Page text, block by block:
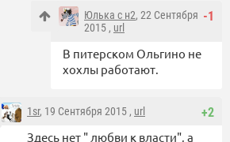
-1
Юлька с н2, 22 Сентября
2015 , url
В питерском Ольгино не
хохлы работают.
+2
1sr, 19 Сентября 2015 , url
Здесь нет " любви к власти", а